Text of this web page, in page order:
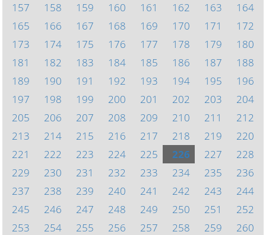
157
158 159 160 161 162 163
164
165
166 167 168 169 170 171
172
173
174 175 176 177 178 179
180
181
182 183 184 185 186 187
188
189
190 191 192 193 194 195
196
197
198 199 200 201 202 203
204
205
206 207 208 209 210 211
212
213
214 215 216 217 218 219
220
221
222 223 224 225 226 227
228
229
230 231 232 233 234 235
236
237
238 239 240 241 242 243
244
245
246 247 248 249 250 251
252
253
254 255 256 257 258 259
260